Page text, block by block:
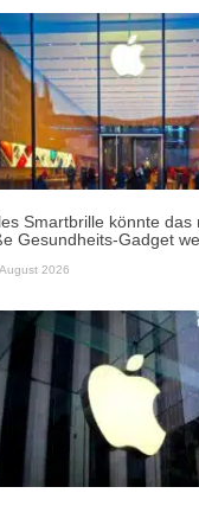
Smartbrille könnte das
Gesundheits-Gadget
2026